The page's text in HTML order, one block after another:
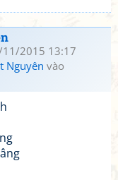
11/2015 13:17
Nguyên vào